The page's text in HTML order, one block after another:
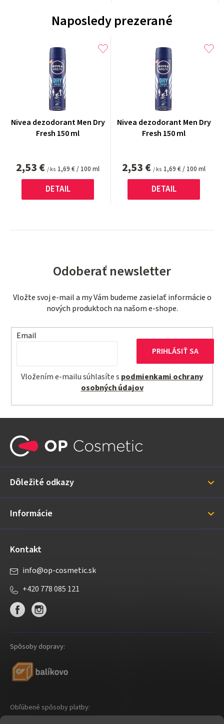
Naposledy prezerané
Nivea dezodorant Men Dry
Fresh 150 ml
2,53 € / ks Jednotková
cena:
1,69 € / 100 ml
DETAIL
Nivea dezodorant Men Dry
Fresh 150 ml
2,53 € / ks Jednotková
cena:
1,69 € / 100 ml
DETAIL
Odoberať newsletter
Vložte svoj e-mail a my Vám budeme zasielať informácie o
nových produktoch na našom e-shope.
Email
Vložením e-mailu súhlasíte s podmienkami ochrany
osobných údajov
PRIHLÁSIŤ SA
ä
i
Dôležité odkazy
Informácie
Kontakt
info@op-cosmetic.sk
+420 778 085 121
Spôsoby dopravy:
Obľúbené spôsoby platby: